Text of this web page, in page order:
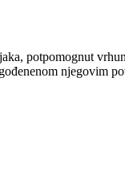
potpomognut
njegovim